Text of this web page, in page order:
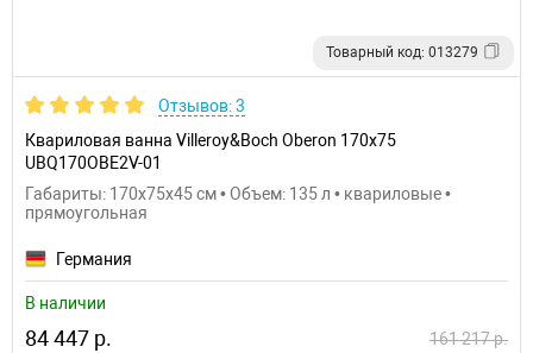
Товарный код: 013279
Отзывов: 3
Квариловая ванна Villeroy&Boch Oberon 170x75
UBQ170OBE2V-01
Габариты: 170x75x45 см • Объем: 135 л • квариловые •
прямоугольная
Германия
В наличии
84 447 р. 161 217 р.